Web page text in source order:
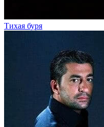
Тихая буря